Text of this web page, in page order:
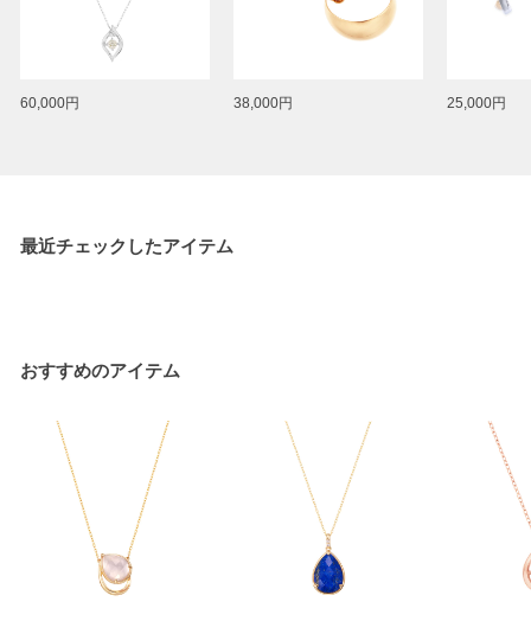
60,000円 38,000円 25,000円
最近チェックしたアイテム
おすすめのアイテム